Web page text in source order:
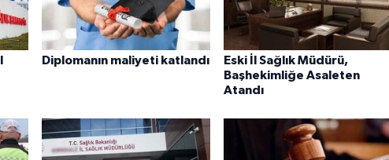
Diplomanın maliyeti katlandı
Eski İl Sağlık Müdürü,
Başhekimliğe Asaleten
Atandı